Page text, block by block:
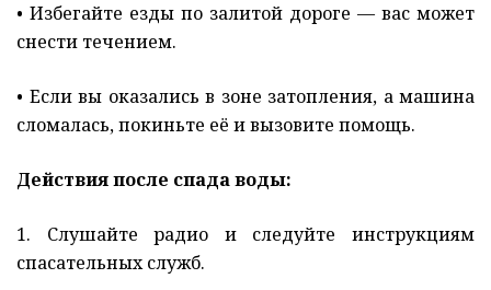
• Избегайте езды по залитой дороге — вас может
снести течением.
• Если вы оказались в зоне затопления, а машина
сломалась, покиньте её и вызовите помощь.
Действия после спада воды:
1. Слушайте радио и следуйте инструкциям
спасательных служб.